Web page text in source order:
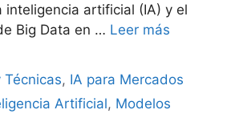
inteligencia artificial (IA) y el
Big Data en … Leer más
Técnicas, IA para Mercados
Artificial, Modelos